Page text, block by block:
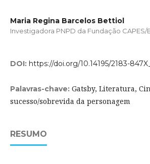
Maria Regina Barcelos Bettiol
Investigadora PNPD da Fundação CAPES/
DOI: https://doi.org/10.14195/2183-
Palavras-chave: Gatsby, Literatura,
sucesso/sobrevida da personagem
RESUMO